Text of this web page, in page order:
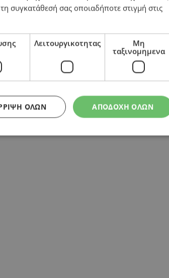
συγκατάθεσή σας οποιαδήποτε στιγμή στις
Λειτουργικοτητας
Μη
ταξινομημενα
ΑΠΟΔΟΧΗ ΟΛΩΝ
ΌΛΩΝ